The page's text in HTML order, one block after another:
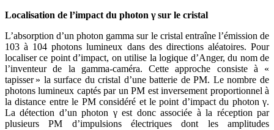
Localisation de l’impact du photon γ sur le cristal
L’absorption d’un photon gamma sur le cristal entraîne l’émission de
103 à 104 photons lumineux dans des directions aléatoires. Pour
localiser ce point d’impact, on utilise la logique d’Anger, du nom de
l’inventeur de la gamma-caméra. Cette approche consiste à «
tapisser » la surface du cristal d’une batterie de PM. Le nombre de
photons lumineux captés par un PM est inversement proportionnel à
la distance entre le PM considéré et le point d’impact du photon γ.
La détection d’un photon γ est donc associée à la réception par
plusieurs PM d’impulsions électriques dont les amplitudes